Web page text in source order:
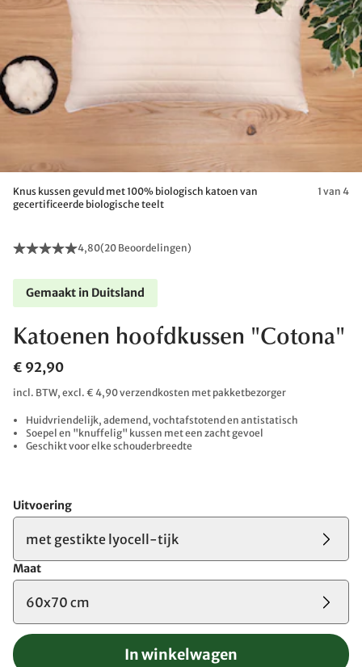
Knus kussen gevuld met 100% biologisch katoen van
gecertificeerde biologische teelt
1 van 4
4,80(20 Beoordelingen)
Gemaakt in Duitsland
Katoenen hoofdkussen "Cotona"
€ 92,90
incl. BTW, excl. € 4,90 verzendkosten met pakketbezorger
Huidvriendelijk, ademend, vochtafstotend en antistatisch
Soepel en "knuffelig" kussen met een zacht gevoel
Geschikt voor elke schouderbreedte
Uitvoering
met gestikte lyocell-tijk
Maat
60x70 cm
In winkelwagen